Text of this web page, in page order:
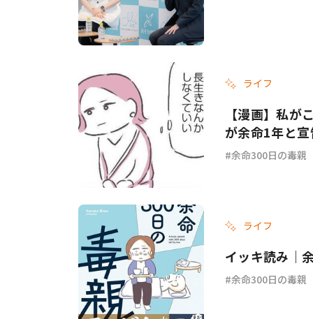
ライフ
【漫画】私
が余命1年と
余命300日の毒親
ライフ
イッキ読み｜
余命300日の毒親